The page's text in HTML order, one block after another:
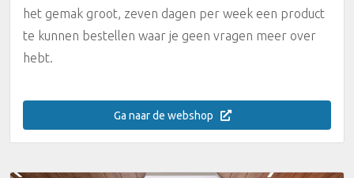
het gemak groot, zeven dagen per week een product
te kunnen bestellen waar je geen vragen meer over
hebt.
Ga naar de webshop